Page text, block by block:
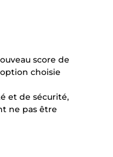
score de
choisie
et de sécurité,
ne pas être